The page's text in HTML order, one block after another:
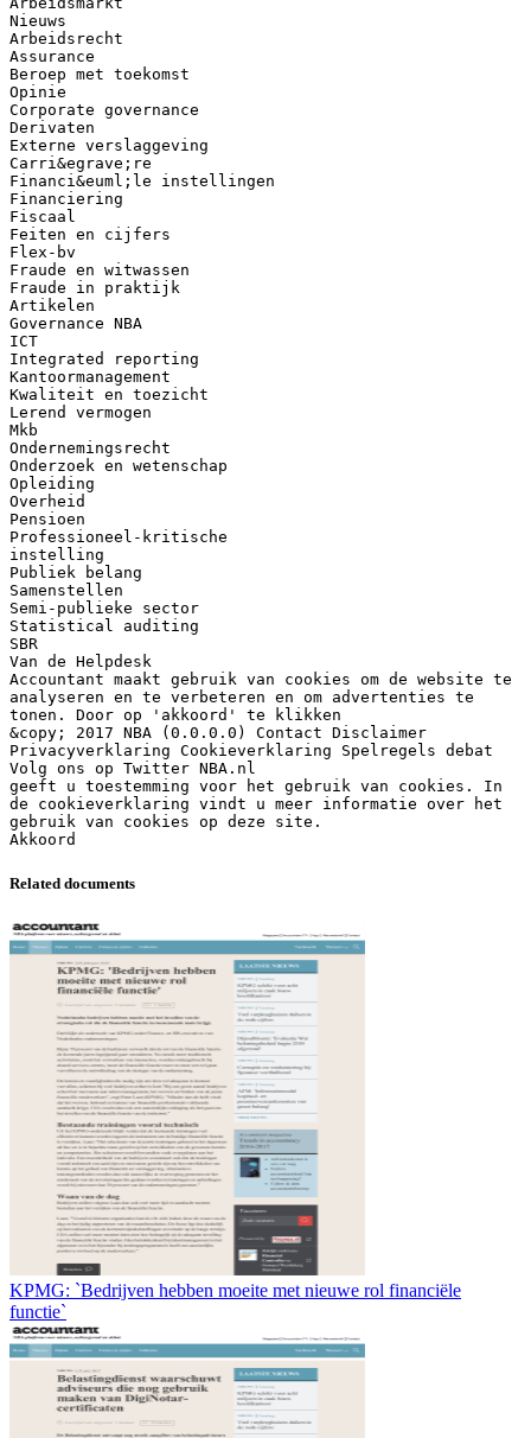
Nieuws
Arbeidsrecht
Assurance
Beroep met toekomst
Opinie
Corporate governance
Derivaten
Externe verslaggeving
Carri&egrave;re
Financi&euml;le instellingen
Financiering
Fiscaal
Feiten en cijfers
Flex-bv
Fraude en witwassen
Fraude in praktijk
Artikelen
Governance NBA
ICT
Integrated reporting
Kantoormanagement
Kwaliteit en toezicht
Lerend vermogen
Mkb
Ondernemingsrecht
Onderzoek en wetenschap
Opleiding
Overheid
Pensioen
Professioneel-kritische
instelling
Publiek belang
Samenstellen
Semi-publieke sector
Statistical auditing
SBR
Van de Helpdesk
Accountant maakt gebruik van cookies om de website te
analyseren en te verbeteren en om advertenties te
tonen. Door op 'akkoord' te klikken
&copy; 2017 NBA (0.0.0.0) Contact Disclaimer
Privacyverklaring Cookieverklaring Spelregels debat
Volg ons op Twitter NBA.nl
geeft u toestemming voor het gebruik van cookies. In
de cookieverklaring vindt u meer informatie over het
gebruik van cookies op deze site.
Related documents
KPMG: `Bedrijven hebben moeite met nieuwe rol financiële
functie`